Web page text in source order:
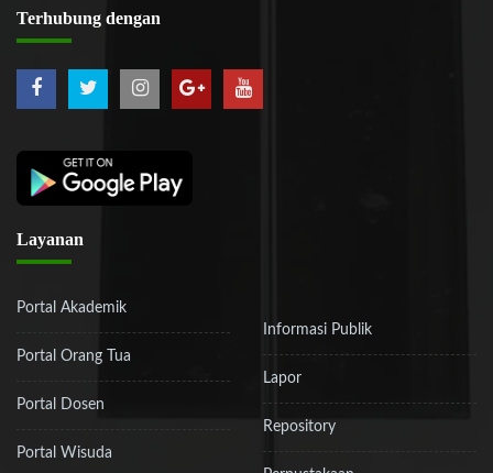
Terhubung dengan
Layanan
Portal Akademik
Portal Orang Tua
Portal Dosen
Portal Wisuda
Informasi Publik
Lapor
Repository